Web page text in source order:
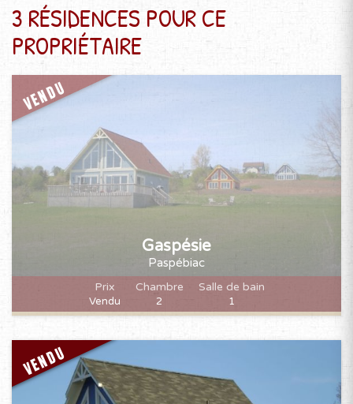
3 RÉSIDENCES POUR CE
PROPRIÉTAIRE
VENDU
Gaspésie
Paspébiac
Prix
Vendu
Chambre
2
Salle de bain
1
VENDU